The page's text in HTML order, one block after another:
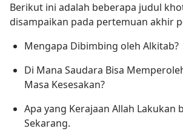
Berikut ini adalah beberapa judul
disampaikan pada pertemuan akhir
Mengapa Dibimbing oleh Alkitab?
Di Mana Saudara Bisa
Masa Kesesakan?
Apa yang Kerajaan Allah Lakukan
Sekarang.